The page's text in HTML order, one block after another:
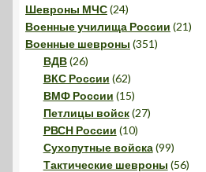
Шевроны МЧС 2424
товара
Военные училища России 2121
Военные шевроны 351351
ВДВ 2626
товаров
ВКС России 6262
товара
ВМФ России 1515
товаров
Петлицы войск 2727
РВСН России 1010
товаров
Сухопутные войска 9999
товаров
Тактические шевроны 5656